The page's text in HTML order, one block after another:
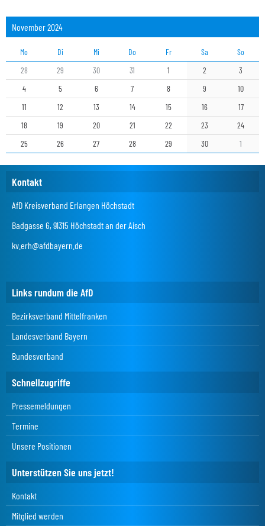
November 2024
Mo Di Mi Do Fr Sa
So
28
29 30 31 1 2
3
4
5 6 7 8 9
10
11
12 13 14 15 16
17
18
19 20 21 22 23
24
25
26 27 28 29 30 1
Kontakt
AfD Kreisverband Erlangen Höchstadt
Badgasse 6, 91315 Höchstadt an der Aisch
kv.erh@afdbayern.de
Links rundum die AfD
Bezirksverband Mittelfranken
Landesverband Bayern
Bundesverband
Schnellzugriffe
Pressemeldungen
Termine
Unsere Positionen
Unterstützen Sie uns jetzt!
Kontakt
Mitglied werden